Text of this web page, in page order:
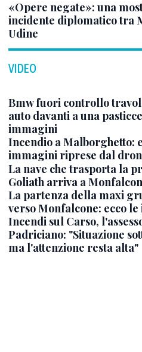
«Opere negate»: una
incidente diplomatico tra
Udine
VIDEO
Bmw fuori controllo
auto davanti a una
immagini
Incendio a Malborghetto:
immagini riprese dal
La nave che trasporta la
Goliath arriva a
La partenza della maxi
verso Monfalcone: ecco
Incendi sul Carso,
Padriciano: "Situazione
ma l'attenzione resta alta"